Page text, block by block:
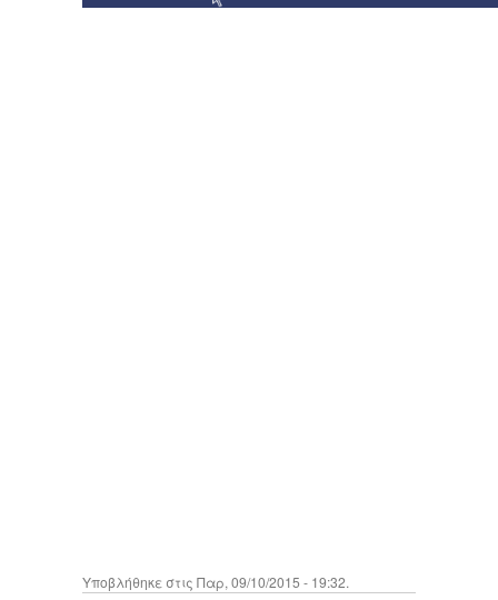
Υποβλήθηκε στις Παρ, 09/10/2015 - 19:32.